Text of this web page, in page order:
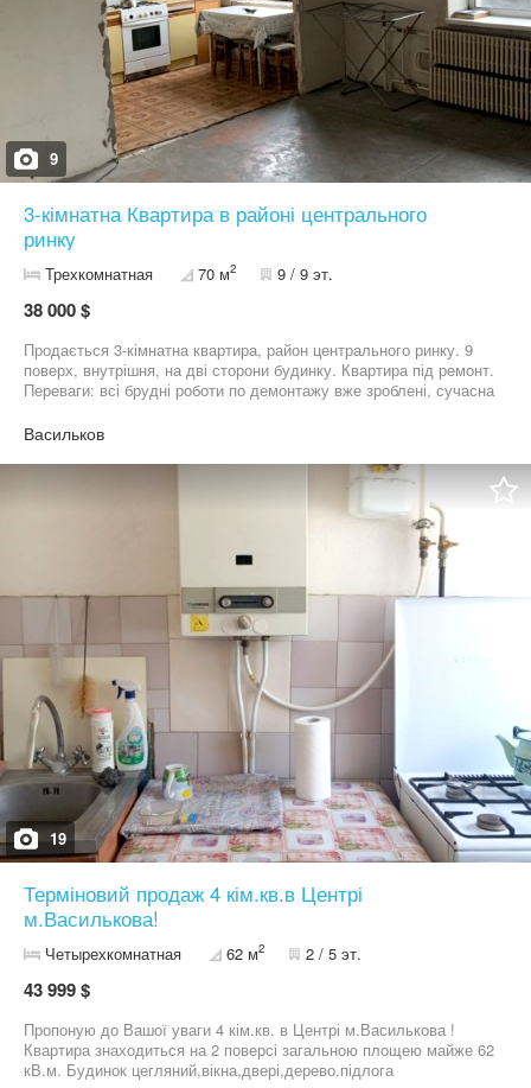
9
3-кімнатна Квартира в районі центрального
ринку
Трехкомнатная 70 м2 9 / 9 эт.
38 000 $
Продається 3-кімнатна квартира, район центрального ринку. 9
поверх, внутрішня, на дві сторони будинку. Квартира під ремонт.
Переваги: всі брудні роботи по демонтажу вже зроблені, сучасна
закриті, всі вікна замінені. Є свій накопичувач для води на
відсутнє. Ціна 38000 у.о., торг!!!
Васильков
19
Терміновий продаж 4 кім.кв.в Центрі
м.Василькова!
Четырехкомнатная 62 м2 2 / 5 эт.
43 999 $
Пропоную до Вашої уваги 4 кім.кв. в Центрі м.Василькова !
Квартира знаходиться на 2 поверсі загальною площею майже 62
кВ.м. Будинок цегляний,вікна,двері,дерево.підлога